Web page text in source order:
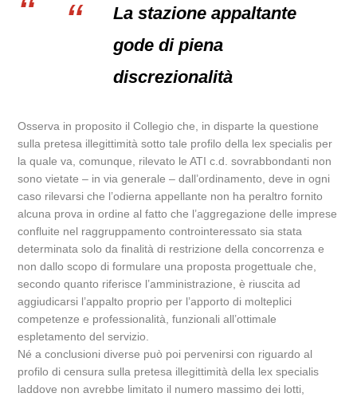
La stazione appaltante
gode di piena
discrezionalità
Osserva in proposito il Collegio che, in disparte la questione
sulla pretesa illegittimità sotto tale profilo della lex specialis per
la quale va, comunque, rilevato le ATI c.d. sovrabbondanti non
sono vietate – in via generale – dall’ordinamento, deve in ogni
caso rilevarsi che l’odierna appellante non ha peraltro fornito
alcuna prova in ordine al fatto che l’aggregazione delle imprese
confluite nel raggruppamento controinteressato sia stata
determinata solo da finalità di restrizione della concorrenza e
non dallo scopo di formulare una proposta progettuale che,
secondo quanto riferisce l’amministrazione, è riuscita ad
aggiudicarsi l’appalto proprio per l’apporto di molteplici
competenze e professionalità, funzionali all’ottimale
espletamento del servizio.
Né a conclusioni diverse può poi pervenirsi con riguardo al
profilo di censura sulla pretesa illegittimità della lex specialis
laddove non avrebbe limitato il numero massimo dei lotti,